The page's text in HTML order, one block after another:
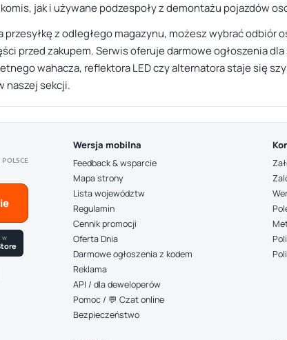
jak i używane podzespoły z demontażu pojazdów
przesyłkę z odległego magazynu, możesz wybrać
przed zakupem. Serwis oferuje darmowe ogłoszenia
wahacza, reflektora LED czy alternatora staje się
naszej sekcji.
w
Wersja mobilna
Feedback & wsparcie
Mapa strony
Lista województw
Regulamin
Cennik promocji
Oferta Dnia
Darmowe ogłoszenia z kodem
Reklama
API / dla deweloperów
Pomoc / 💬 Czat online
Bezpieczeństwo